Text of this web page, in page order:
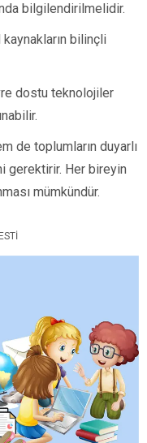
bilgilendirilmelidir.
kaynakların bilinçli
dostu teknolojiler
de toplumların duyarlı
gerektirir. Her bireyin
mümkündür.